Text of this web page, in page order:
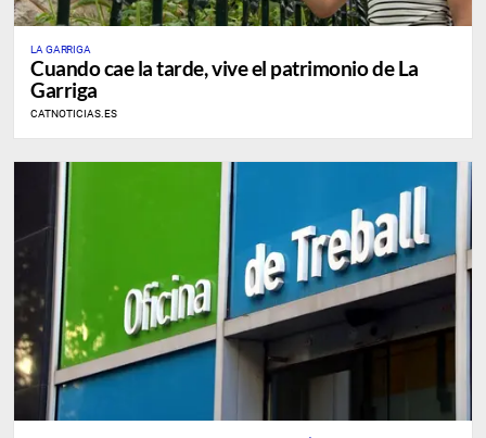
LA GARRIGA
Cuando cae la tarde, vive el patrimonio de La
Garriga
CATNOTICIAS.ES